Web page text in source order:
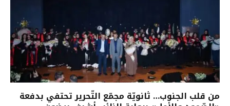
من قلب الجنوب… ثانويّة مجمّع التّحرير تحتفي بدفعة